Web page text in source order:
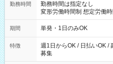
勤務時間
勤務時間は指定なし
変形労働時間制 想定労働時間160時間/月
～21：00
期間 単発・1日のみOK
特徴
週1日からOK / 日払いOK /
募集